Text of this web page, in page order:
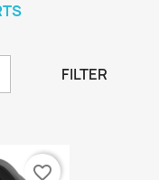
FILTER
favorite_border